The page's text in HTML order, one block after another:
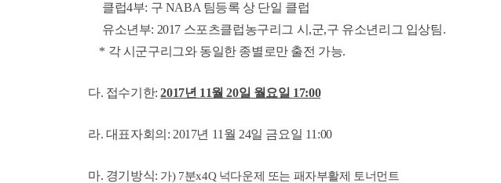
클럽4부: 구 NABA 팀등록 상 단일 클럽
유소년부: 2017 스포츠클럽농구리그 시,군,구 유소년리그 입상팀.
* 각 시군구리그와 동일한 종별로만 출전 가능.
다. 접수기한:2017년 11월 20일 월요일 17:00
라. 대표자회의: 2017년 11월 24일 금요일 11:00
마. 경기방식: 가) 7분x4Q 넉다운제 또는 패자부활제 토너먼트